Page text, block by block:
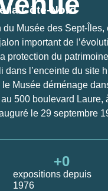
la Côte-Nord
du Musée des Sept-Îles,
important de
protection du
dans l’enceinte du site
Musée déménage
500 boulevard Laure,
le 29 septembre
expositions depuis
1976
+0